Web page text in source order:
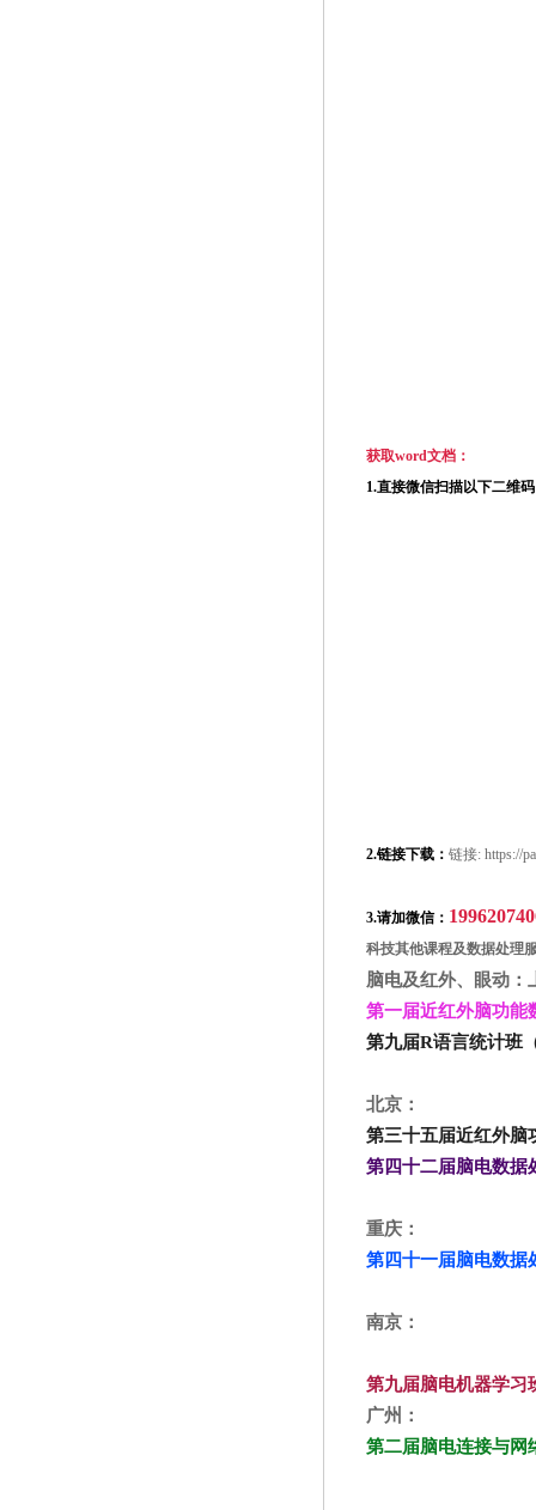
获取word文档：
1.直接微信扫描以下二维
2.链接下载： 链接: https://
3.请加微信：
科技其他课程及数据处理
脑电及红外、眼动：
第一届近红外脑功能
第九届R语言统计班
北京：
第三十五届近红外脑
第四十二届脑电数据
重庆：
第四十一届脑电数据
南京：
第九届脑电机器学习
广州：
第二届脑电连接与网